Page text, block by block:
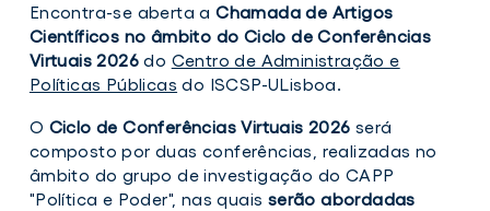
Encontra-se aberta aChamada de Artigos
Científicos no âmbito do Ciclo de Conferências
Virtuais 2026 do Centro de Administração e
Políticas Públicas do ISCSP-ULisboa.
O Ciclo de Conferências Virtuais 2026 será
composto por duas conferências, realizadas no
âmbito do grupo de investigação do CAPP
"Política e Poder", nas quais serão abordadas